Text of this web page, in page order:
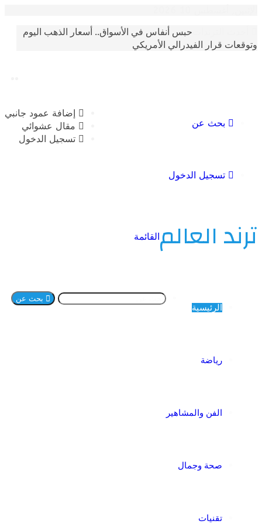
حبس أنفاس في الأسواق.. أسعار الذهب اليوم
قرار الفيدرالي الأمريكي
إضافة عمود جانبي
مقال عشوائي
تسجيل الدخول
بحث عن
تسجيل الدخول
العالمالقائمة
الفن والمشاهير
صحة وجمال
بحث عن